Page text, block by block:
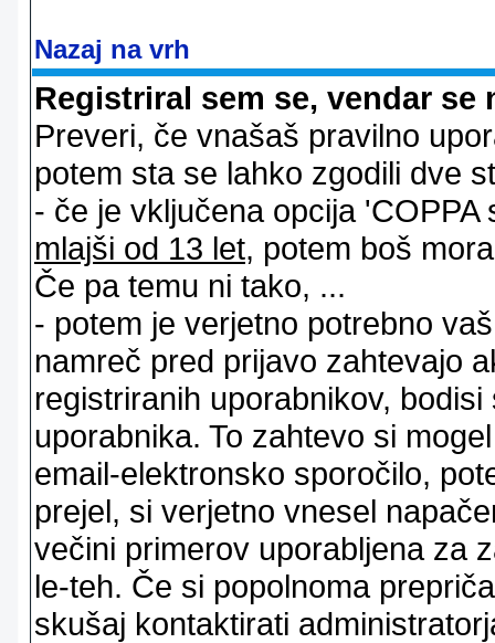
Nazaj na vrh
Registriral sem se, vendar
Preveri, če vnašaš pravilno
potem sta se lahko zgodili dve
- če je vključena opcija
mlajši od 13 let, potem boš
Če pa temu ni tako, ...
- potem je verjetno potrebno
namreč pred prijavo zahtevajo
registriranih uporabnikov,
uporabnika. To zahtevo si
email-elektronsko sporočilo,
prejel, si verjetno vnesel
večini primerov uporabljena za
le-teh. Če si popolnoma
skušaj kontaktirati